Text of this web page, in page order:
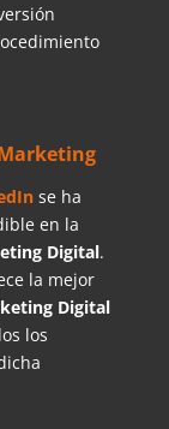
se ha
en la
Digital.
la mejor
Digital
los